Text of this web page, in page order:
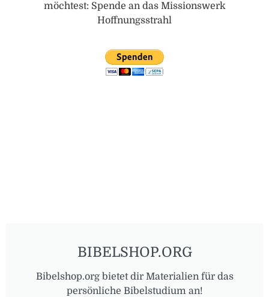
möchtest: Spende an das Missionswerk
Hoffnungsstrahl
BIBELSHOP.ORG
Bibelshop.org bietet dir Materialien für das
persönliche Bibelstudium an!